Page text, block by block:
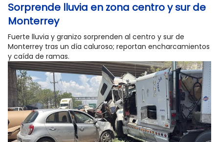
Sorprende lluvia en zona centro y sur de
Monterrey
Fuerte lluvia y granizo sorprenden al centro y sur de
Monterrey tras un día caluroso; reportan encharcamientos
y caída de ramas.